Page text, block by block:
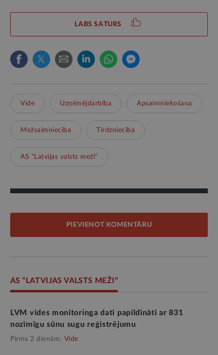
LABS SATURS
Vide Uzņēmējdarbība Apsaimniekošana
Mežsaimniecība Tirdzniecība
AS “Latvijas valsts meži”
PIEVIENOT KOMENTĀRU
AS “LATVIJAS VALSTS MEŽI”
LVM vides monitoringa dati papildināti ar 831
nozīmīgu sūnu sugu reģistrējumu
Pirms 2 dienām, Vide